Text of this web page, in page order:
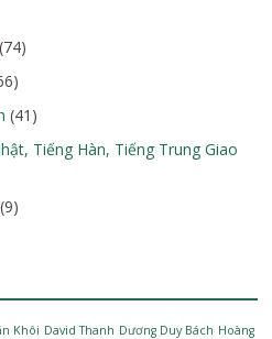
(74)
(41)
Tiếng Hàn, Tiếng Trung Giao
(9)
Khôi David Thanh Dương Duy Bách Hoàng